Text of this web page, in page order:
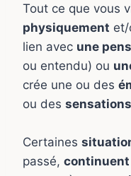
Tout ce que vous
physiquement et/
lien avec une
ou entendu) ou
crée une ou des
ou des sensations
Certaines
passé, continuent